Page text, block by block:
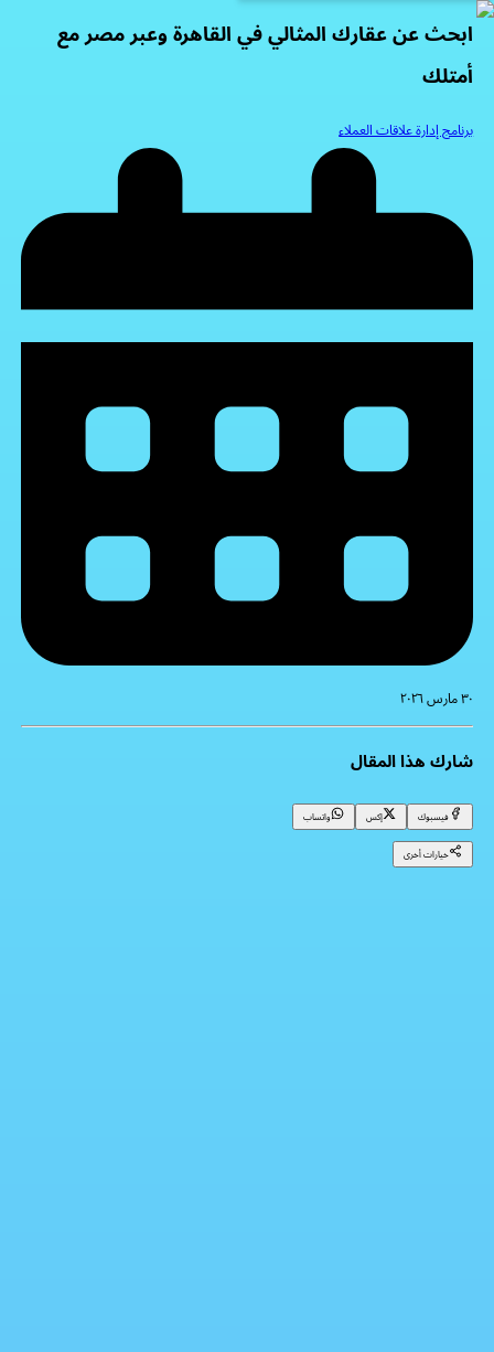
ابحث عن عقارك المثالي في القاهرة وعبر مصر مع
أمتلك
برنامج إدارة علاقات العملاء
٣٠ مارس ٢٠٢٦
شارك هذا المقال
فيسبوك إكس
واتساب
خيارات أخرى